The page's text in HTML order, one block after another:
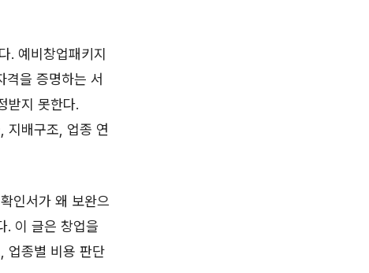
. 예비창업패키지
격을 증명하는 서
받지 못한다.
지배구조, 업종 연
인서가 왜 보완으
. 이 글은 창업을
업종별 비용 판단